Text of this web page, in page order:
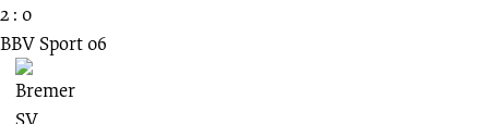
2 : 0
BBV Sport 06